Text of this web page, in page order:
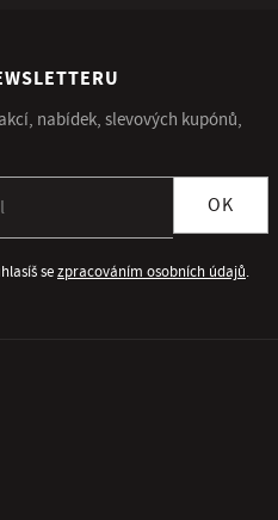
nabídek, slevových kupónů,
OK
sezpracováním osobních údajů.